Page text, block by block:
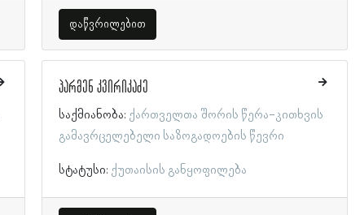
დაწვრილებით
პარმენ კვირიკაძე
საქმიანობა: ქართველთა შორის წერა-კითხვის
გამავრცელებელი საზოგადოების წევრი
სტატუსი: ქუთაისის განყოფილება